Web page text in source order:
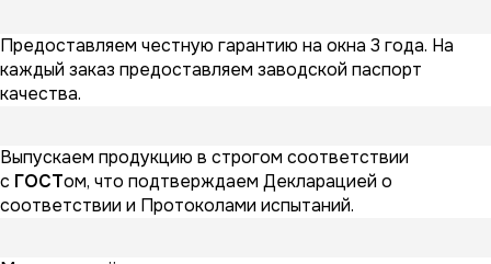
Предоставляем честную гарантию на окна 3 года. На
каждый заказ предоставляем заводской паспорт
качества.
Выпускаем продукцию в строгом соответствии
с ГОСТом, что подтверждаем Декларацией о
соответствии и Протоколами испытаний.